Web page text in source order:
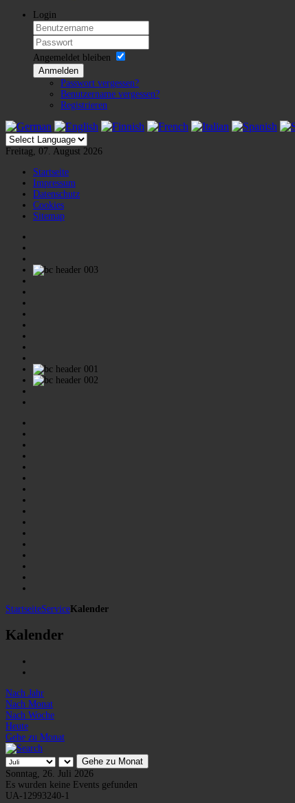
Login
Angemeldet bleiben
Anmelden
Passwort vergessen?
Benutzername vergessen?
Registrieren
Freitag, 07. August 2026
Startseite
Impressum
Datenschutz
Cookies
Sitemap
StartseiteService Kalender
Kalender
Nach Jahr
Nach Monat
Nach Woche
Heute
Gehe zu Monat
Gehe zu Monat
Sonntag, 26. Juli 2026
Es wurden keine Events gefunden
UA-12993240-1